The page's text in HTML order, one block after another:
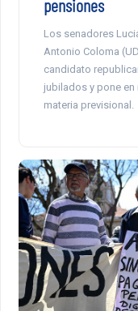
pensiones
Los senadores
Antonio Coloma
candidato
jubilados y pone
materia previsional.